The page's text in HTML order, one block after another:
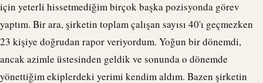
için yeterli hissetmediğim birçok başka pozisyonda görev
yaptım. Bir ara, şirketin toplam çalışan sayısı 40'ı geçmezken
23 kişiye doğrudan rapor veriyordum. Yoğun bir dönemdi,
ancak azimle üstesinden geldik ve sonunda o dönemde
yönettiğim ekiplerdeki yerimi kendim aldım. Bazen şirketin